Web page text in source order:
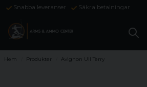
Snabba leveranser Säkra betalningar
Hem Produkter Avignon Ull Terry